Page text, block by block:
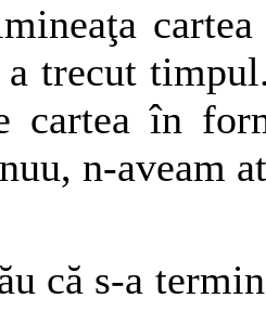
a trecut
cartea în
n-aveam
că s-a